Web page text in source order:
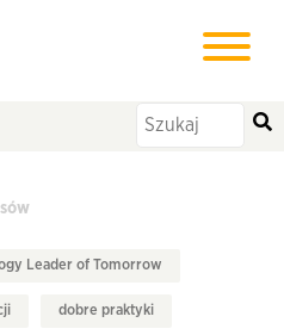
Leader of Tomorrow
dobre praktyki